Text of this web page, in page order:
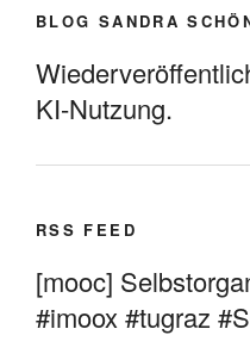
BLOG SANDRA
KI-Nutzung.
RSS FEED
[mooc]
#imoox #tugraz